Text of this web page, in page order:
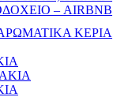
– AIRBNB